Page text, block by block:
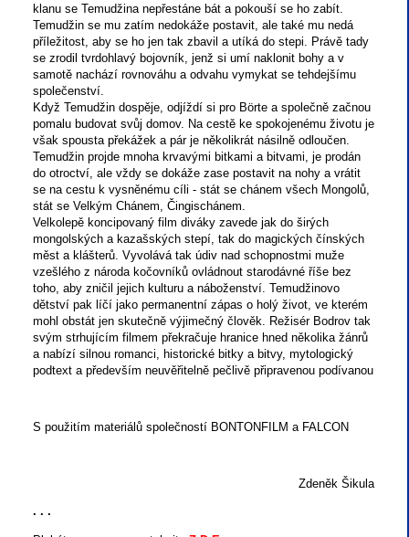
klanu se Temudžina nepřestáne bát a pokouší se ho zabít.
Temudžin se mu zatím nedokáže postavit, ale také mu nedá
příležitost, aby se ho jen tak zbavil a utíká do stepi. Právě tady
se zrodil tvrdohlavý bojovník, jenž si umí naklonit bohy a v
samotě nachází rovnováhu a odvahu vymykat se tehdejšímu
společenství.
Když Temudžin dospěje, odjíždí si pro Börte a společně začnou
pomalu budovat svůj domov. Na cestě ke spokojenému životu je
však spousta překážek a pár je několikrát násilně odloučen.
Temudžin projde mnoha krvavými bitkami a bitvami, je prodán
do otroctví, ale vždy se dokáže zase postavit na nohy a vrátit
se na cestu k vysněnému cíli - stát se chánem všech Mongolů,
stát se Velkým Chánem, Čingischánem.
Velkolepě koncipovaný film diváky zavede jak do širých
mongolských a kazašských stepí, tak do magických čínských
měst a klášterů. Vyvolává tak údiv nad schopnostmi muže
vzešlého z národa kočovníků ovládnout starodávné říše bez
toho, aby zničil jejich kulturu a náboženství. Temudžinovo
dětství pak líčí jako permanentní zápas o holý život, ve kterém
mohl obstát jen skutečně výjimečný člověk. Režisér Bodrov tak
svým strhujícím filmem překračuje hranice hned několika žánrů
a nabízí silnou romanci, historické bitky a bitvy, mytologický
podtext a především neuvěřitelně pečlivě připravenou podívanou
S použitím materiálů společností BONTONFILM a FALCON
Zdeněk Šikula
. . .